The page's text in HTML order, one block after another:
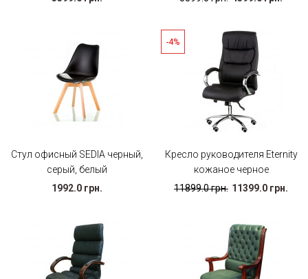
Стул офисный SEDIA черный,
серый, белый
1992.0 грн.
-4%
Кресло руководителя Eternity
кожаное черное
11899.0 грн. 11399.0 грн.